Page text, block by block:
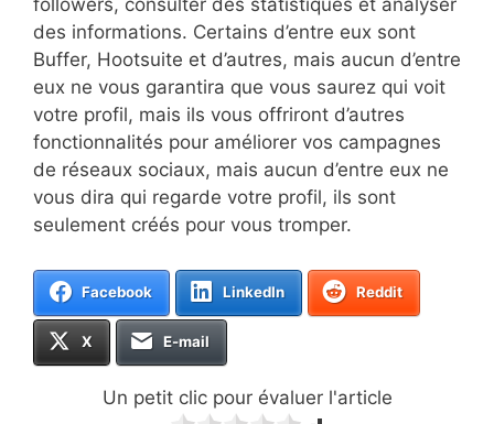
des informations. Certains d’entre eux sont
Buffer, Hootsuite et d’autres, mais aucun d’entre
eux ne vous garantira que vous saurez qui voit
votre profil, mais ils vous offriront d’autres
fonctionnalités pour améliorer vos campagnes
de réseaux sociaux, mais aucun d’entre eux ne
vous dira qui regarde votre profil, ils sont
seulement créés pour vous tromper.
Facebook LinkedIn Reddit
X E-mail
Un petit clic pour évaluer l'article